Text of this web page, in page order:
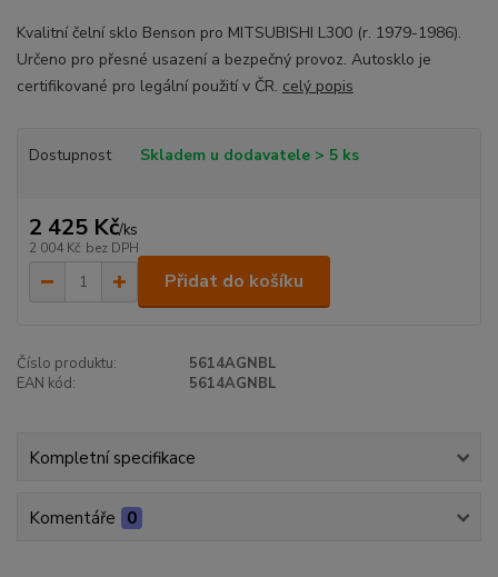
Kvalitní čelní sklo Benson pro MITSUBISHI L300 (r. 1979-1986).
Určeno pro přesné usazení a bezpečný provoz. Autosklo je
certifikované pro legální použití v ČR. celý popis
Dostupnost Skladem u dodavatele > 5 ks
2 425 Kč/ks
2 004 Kč bez DPH
Přidat do košíku
Číslo produktu:
5614AGNBL
EAN kód:
5614AGNBL
Kompletní specifikace
Komentáře 0